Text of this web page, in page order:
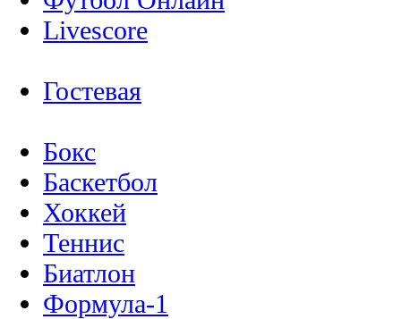
Livescore
Гостевая
Бокс
Баскетбол
Хоккей
Теннис
Биатлон
Формула-1